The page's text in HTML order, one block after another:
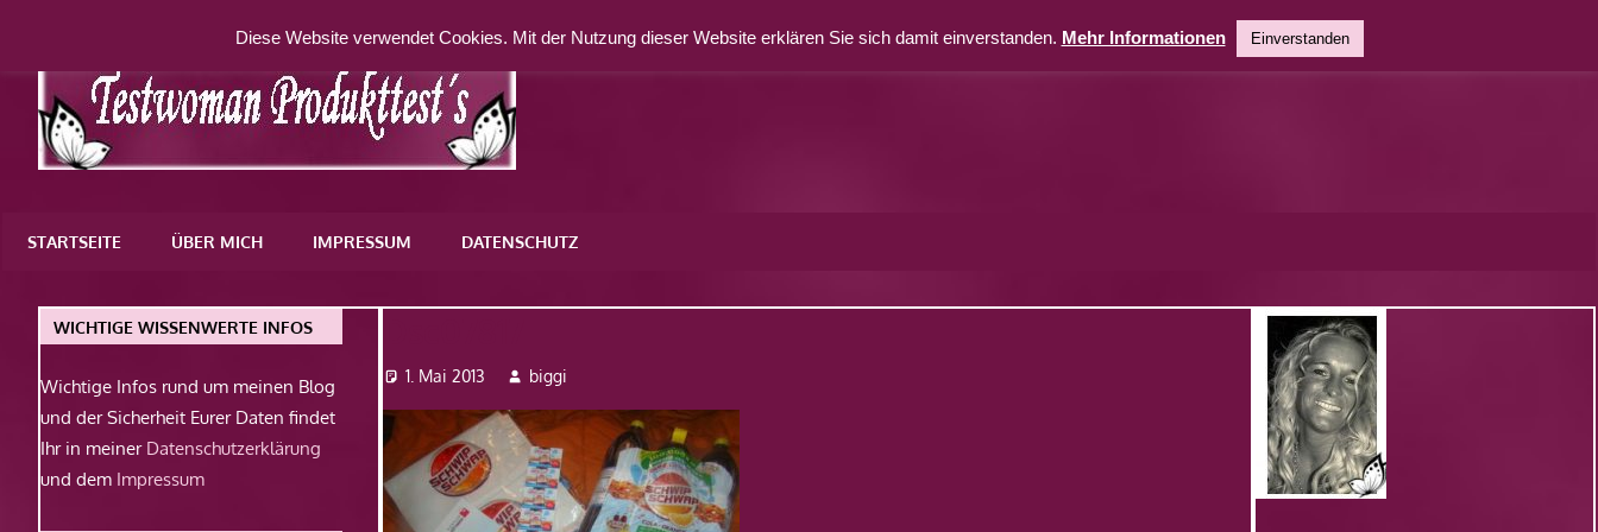
springen
WordPress-
STARTSEITE ÜBER MICH IMPRESSUM DATENSCHUTZ
1. Mai 2013 biggi
WICHTIGE WISSENWERTE INFOS
Wichtige Infos rund um meinen Blog
und der Sicherheit Eurer Daten findet
Ihr in meiner Datenschutzerklärung
und dem Impressum
Diese Website verwendet Cookies. Mit der Nutzung dieser Website erklären Sie sich damit einverstanden. Mehr Informationen Einverstanden